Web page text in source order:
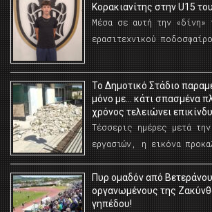
Κορακιανίτης στην U15
Μέσα σε αυτή την «δίνη»
ερασιτεχνικού
Το Δημοτικό Στάδιο
μόνο με… κάτι σπασμένα
χρόνος τελειώνει
Τέσσερις ημέρες μετά
εργασιών, η εικόνα
Πυρ ομαδόν από
οργανωμένους της
γηπέδου!